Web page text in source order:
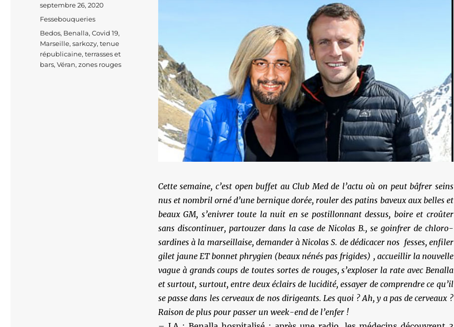
Cette semaine, c’est open buffet au Club Med de l’actu où on peut bâfrer seins
nus et nombril orné d’une bernique dorée, rouler des patins baveux aux belles et
beaux GM, s’enivrer toute la nuit en se postillonnant dessus, boire et croûter
sans discontinuer, partouzer dans la case de Nicolas B., se goinfrer de chloro-
sardines à la marseillaise, demander à Nicolas S. de dédicacer nos fesses, enfiler
gilet jaune ET bonnet phrygien (beaux nénés pas frigides) , accueillir la nouvelle
vague à grands coups de toutes sortes de rouges, s’exploser la rate avec Benalla
et surtout, surtout, entre deux éclairs de lucidité, essayer de comprendre ce qu’il
se passe dans les cerveaux de nos dirigeants. Les quoi ? Ah, y a pas de cerveaux ?
Raison de plus pour passer un week-end de l’enfer !
Publié
septembre 26, 2020
Catégories
Fessebouqueries
Étiquettes
Bedos, Benalla,Covid 19,
Marseille,sarkozy,tenue
républicaine,terrasses et
bars,Véran,zones rouges